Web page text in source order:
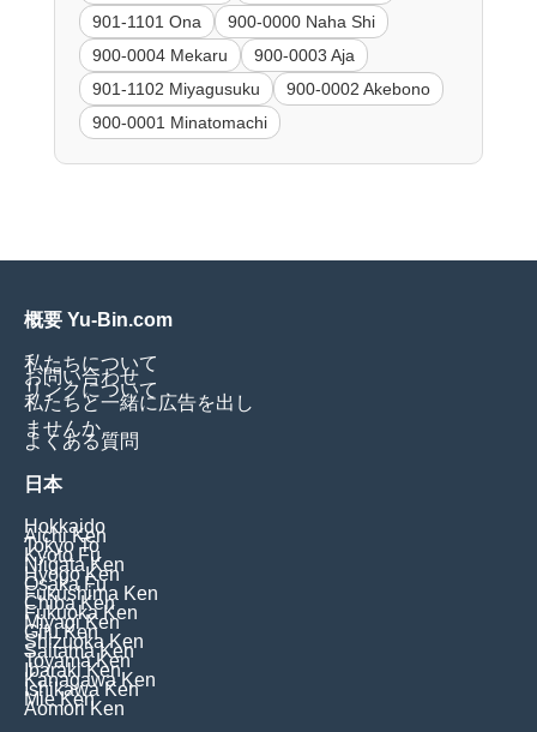
901-1101 Ona
900-0000 Naha Shi
900-0004 Mekaru
900-0003 Aja
901-1102 Miyagusuku
900-0002 Akebono
900-0001 Minatomachi
概要 Yu-Bin.com
私たちについて
お問い合わせ
リンクについて
私たちと一緒に広告を出し
ませんか
よくある質問
日本
Hokkaido
Aichi Ken
Tokyo To
Kyoto Fu
Niigata Ken
Hyogo Ken
Osaka Fu
Fukushima Ken
Chiba Ken
Fukuoka Ken
Miyagi Ken
Gifu Ken
Shizuoka Ken
Saitama Ken
Toyama Ken
Ibaraki Ken
Kanagawa Ken
Ishikawa Ken
Mie Ken
Aomori Ken